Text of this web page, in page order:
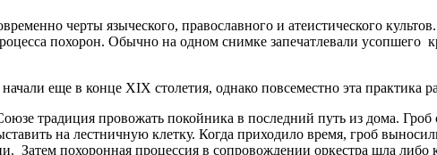
черты языческого, православного и атеистического
похорон. Обычно на одном снимке запечатлевали усопшего
еще в конце XIX столетия, однако повсеместно эта практика
традиция провожать покойника в последний путь из дома.
на лестничную клетку. Когда приходило время, гроб
Затем похоронная процессия в сопровождении оркестра шла либо